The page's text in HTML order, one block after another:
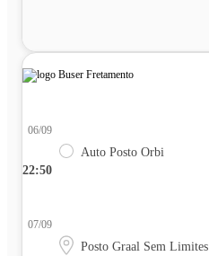
22:50
06/09
Auto Posto Orbi
07/09
Posto Graal Sem Limites